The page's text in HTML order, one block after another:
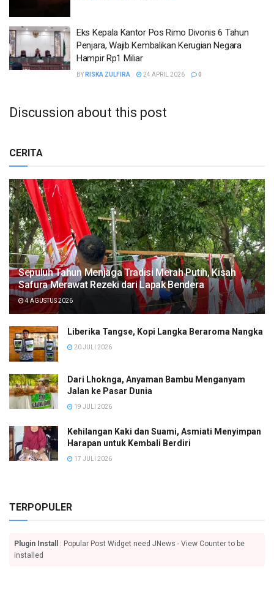
Eks Kepala Kantor Pos Rimo Divonis 6 Tahun
Penjara, Wajib Kembalikan Kerugian Negara
Hampir Rp1 Miliar
BY RISKA ZULFIRA 24 APRIL 2026 0
Discussion about this post
CERITA
Sepuluh Tahun Menjaga Tradisi Merah Putih, Kisah
Safura Merawat Rezeki dari Lapak Bendera
4 AGUSTUS 2026
Liberika Tangse, Kopi Langka Beraroma Nangka
20 JULI 2026
Dari Lhoknga, Anyaman Bambu Menganyam
Jalan ke Pasar Dunia
19 JULI 2026
Kehilangan Kaki dan Suami, Asmiati Menyimpan
Harapan untuk Kembali Berdiri
17 JULI 2026
TERPOPULER
Plugin Install
: Popular Post Widget need JNews - View Counter to be
installed